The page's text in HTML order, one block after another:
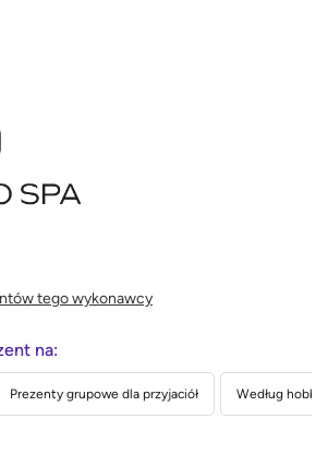
tego wykonawcy
na:
Prezenty grupowe dla przyjaciół Według hobby